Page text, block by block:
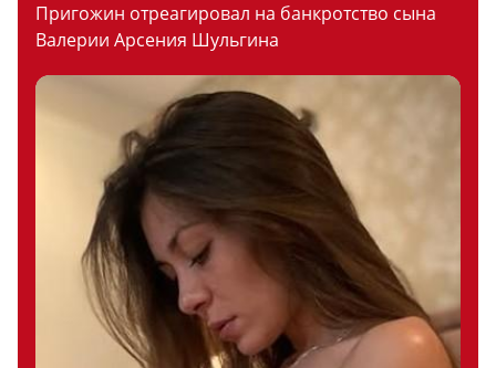
Пригожин отреагировал на банкротство сына
Валерии Арсения Шульгина